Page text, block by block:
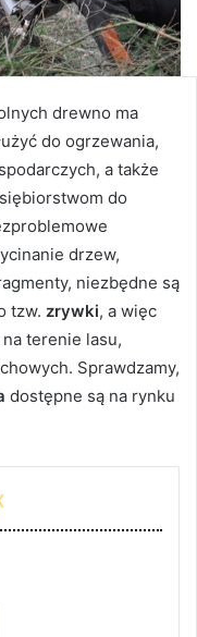
drewno ma
do ogrzewania,
a także
do
drzew,
niezbędne są
tzw. zrywki, a więc
terenie lasu,
Sprawdzamy,
dostępne są na rynku